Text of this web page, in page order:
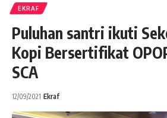
EKRAF
Puluhan santri ikuti
Kopi Bersertifikat
SCA
12/09/2021 Ekraf